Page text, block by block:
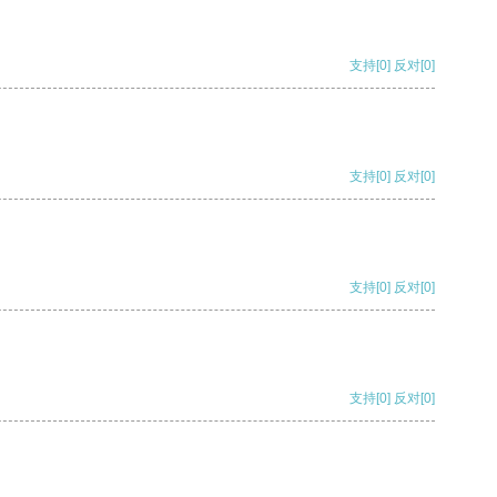
支持[0] 反对[0]
支持[0] 反对[0]
支持[0] 反对[0]
支持[0] 反对[0]